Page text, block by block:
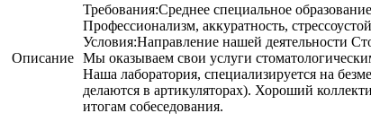
Описание
Требования:Среднее специальное
Профессионализм, аккуратность,
Условия:Направление нашей деятельности
Мы оказываем свои услуги
Наша лаборатория, специализируется на
делаются в артикуляторах). Хороший
итогам собеседования.